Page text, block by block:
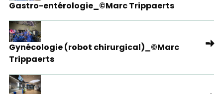
Gastro-entérologie_©Marc Trippaerts
Gynécologie (robot chirurgical)_©Marc
Trippaerts